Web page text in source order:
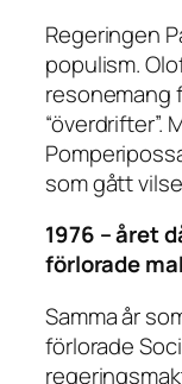
Regeringen
populism.
resonemang
“överdrifter”.
som gått
1976 – året
förlorade
Samma år
förlorade